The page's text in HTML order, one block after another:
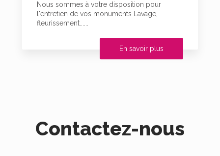
Nous sommes à votre disposition pour
l'entretien de vos monuments Lavage,
fleurissement......
En savoir plus
Contactez-nous